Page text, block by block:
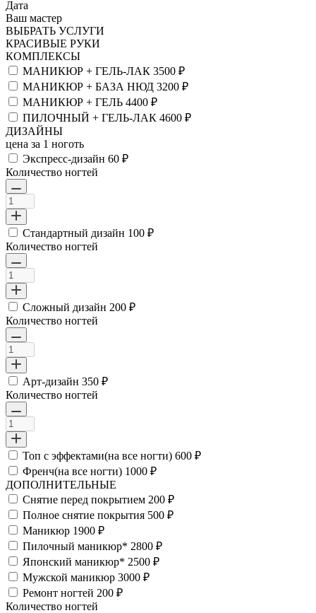
Дата
Ваш мастер
ВЫБРАТЬ УСЛУГИ
КРАСИВЫЕ РУКИ
КОМПЛЕКСЫ
МАНИКЮР + ГЕЛЬ-ЛАК 3500 ₽
МАНИКЮР + БАЗА НЮД 3200 ₽
МАНИКЮР + ГЕЛЬ 4400 ₽
ПИЛОЧНЫЙ + ГЕЛЬ-ЛАК 4600 ₽
ДИЗАЙНЫ
цена за 1 ноготь
Экспресс-дизайн 60 ₽
Количество ногтей
Стандартный дизайн 100 ₽
Количество ногтей
Сложный дизайн 200 ₽
Количество ногтей
Арт-дизайн 350 ₽
Количество ногтей
Топ с эффектами(на все ногти) 600 ₽
Френч(на все ногти) 1000 ₽
ДОПОЛНИТЕЛЬНЫЕ
Снятие перед покрытием 200 ₽
Полное снятие покрытия 500 ₽
Маникюр 1900 ₽
Пилочный маникюр* 2800 ₽
Японский маникюр* 2500 ₽
Мужской маникюр 3000 ₽
Ремонт ногтей 200 ₽
Количество ногтей